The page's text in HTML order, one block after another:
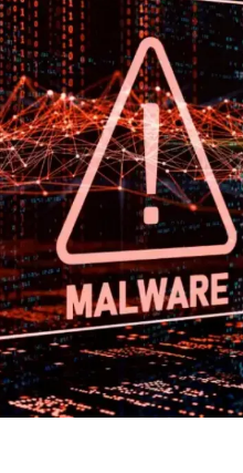
Mulai Rp1,875 Juta, Ini Detail
Kesehatan Primer
Juta, Samsung Ungkap
Indonesia Menang 5-1